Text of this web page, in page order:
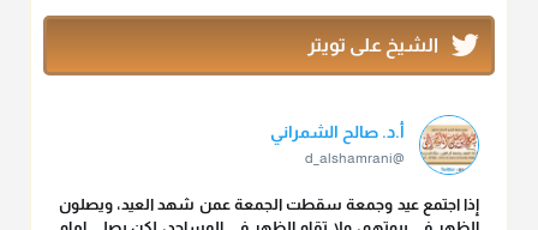
الشيخ على تويتر
أ.د. صالح الشمراني
@d_alshamrani
إذا اجتمع عيد وجمعة سقطت الجمعة عمن شهد العيد، ويصلون